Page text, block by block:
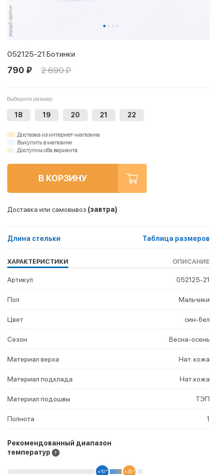
052125-21 Ботинки
790 ₽ 2 690 ₽
Выберите размер
18 19 20 21 22
Доставка из интернет-магазина
Выкупить в магазине
Доступны оба варианта
В КОРЗИНУ
Доставка или самовывоз (завтра)
Длина стельки Таблица размеров
ХАРАКТЕРИСТИКИ ОПИСАНИЕ
Артикул 052125-21
Пол Мальчики
Цвет син-бел
Сезон Весна-осень
Материал верха Нат. кожа
Материал подклада Нат.кожа
Материал подошвы ТЭП
Полнота 1
Рекомендованный диапазон
температур
+10 ° +20 °